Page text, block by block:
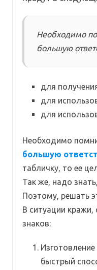
Необходимо
большую
для
для
для
Необходимо
большую
табличку, то ее
Так же, надо
Поэтому, решать
В ситуации
знаков:
быстрый